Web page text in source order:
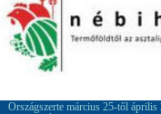
Országszerte március 25-től